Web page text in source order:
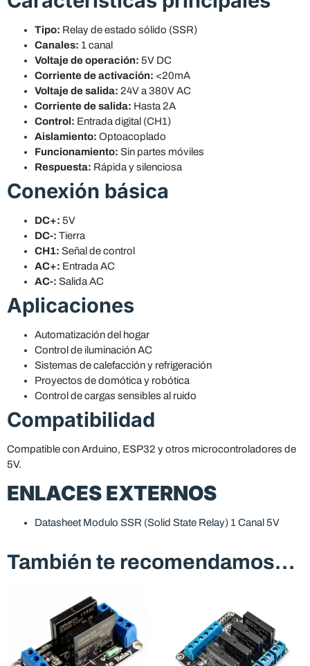
Tipo: Relay de estado sólido (SSR)
Canales: 1 canal
Voltaje de operación: 5V DC
Corriente de activación: <20mA
Voltaje de salida: 24V a 380V AC
Corriente de salida: Hasta 2A
Control: Entrada digital (CH1)
Aislamiento: Optoacoplado
Funcionamiento: Sin partes móviles
Respuesta: Rápida y silenciosa
Conexión básica
DC+: 5V
DC-: Tierra
CH1: Señal de control
AC+: Entrada AC
AC-: Salida AC
Aplicaciones
Automatización del hogar
Control de iluminación AC
Sistemas de calefacción y refrigeración
Proyectos de domótica y robótica
Control de cargas sensibles al ruido
Compatibilidad
Compatible con Arduino, ESP32 y otros microcontroladores de
5V.
ENLACES EXTERNOS
Datasheet Modulo SSR (Solid State Relay) 1 Canal 5V
También te recomendamos…